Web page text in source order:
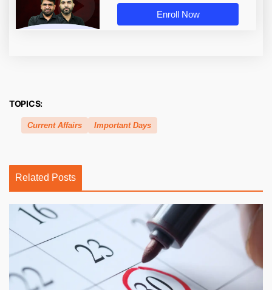
Enroll Now
TOPICS:
Current Affairs Important Days
Related Posts